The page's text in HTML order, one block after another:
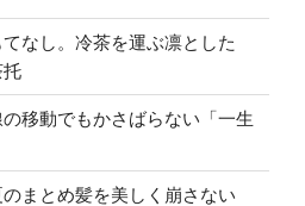
なし。冷茶を運ぶ凛とした
托
移動でもかさばらない「一生
まとめ髪を美しく崩さない